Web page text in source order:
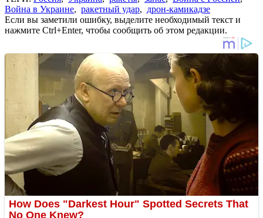
Война в Украине, ракетный удар, дрон-камикадзе
Если вы заметили ошибку, выделите необходимый текст и
нажмите Ctrl+Enter, чтобы сообщить об этом редакции.